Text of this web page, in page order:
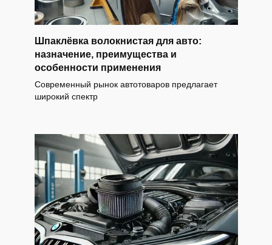
Шпаклёвка волокнистая для авто:
назначение, преимущества и
особенности применения
Современный рынок автотоваров предлагает
широкий спектр